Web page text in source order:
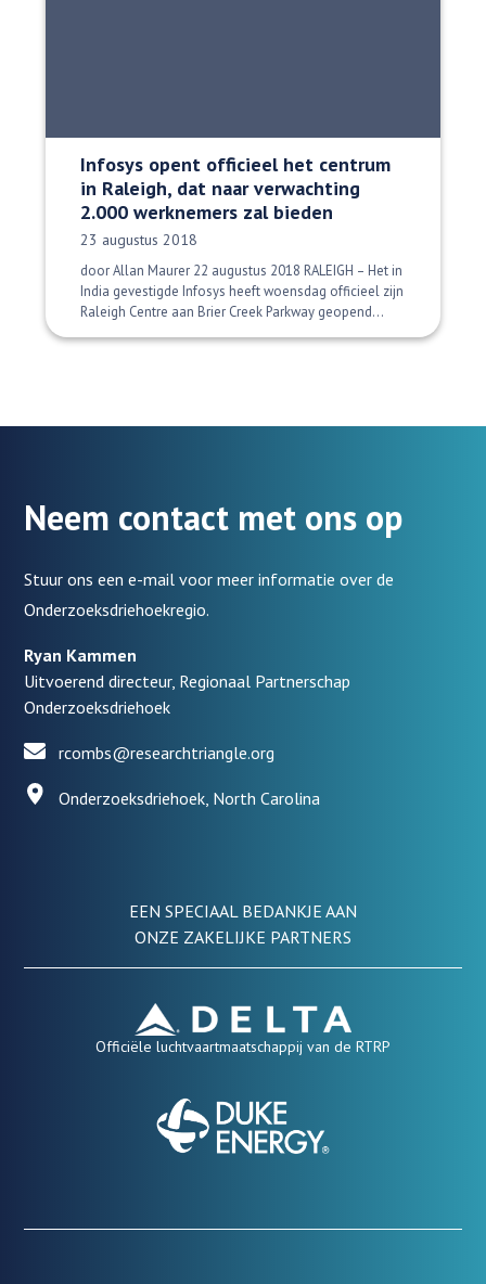
Infosys opent officieel het centrum
in Raleigh, dat naar verwachting
2.000 werknemers zal bieden
Datum gepubliceerd:
23 augustus 2018
door Allan Maurer 22 augustus 2018 RALEIGH – Het in
India gevestigde Infosys heeft woensdag officieel zijn
Raleigh Centre aan Brier Creek Parkway geopend...
Neem contact met ons op
Stuur ons een e-mail voor meer informatie over de
Onderzoeksdriehoekregio.
Ryan Kammen
Uitvoerend directeur, Regionaal Partnerschap
Onderzoeksdriehoek
rcombs@researchtriangle.org
Onderzoeksdriehoek, North Carolina
EEN SPECIAAL BEDANKJE AAN
ONZE ZAKELIJKE PARTNERS
Officiële luchtvaartmaatschappij van de RTRP